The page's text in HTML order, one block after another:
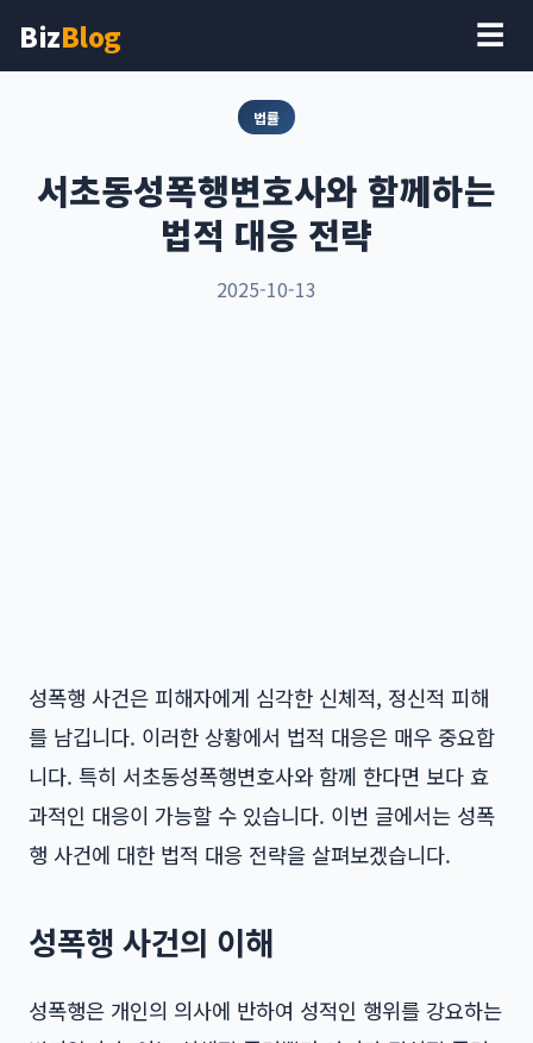
BizBlog ☰
법률
서초동성폭행변호사와 함께하는
법적 대응 전략
2025-10-13
성폭행 사건은 피해자에게 심각한 신체적, 정신적 피해
를 남깁니다. 이러한 상황에서 법적 대응은 매우 중요합
니다. 특히 서초동성폭행변호사와 함께 한다면 보다 효
과적인 대응이 가능할 수 있습니다. 이번 글에서는 성폭
행 사건에 대한 법적 대응 전략을 살펴보겠습니다.
성폭행 사건의 이해
성폭행은 개인의 의사에 반하여 성적인 행위를 강요하는